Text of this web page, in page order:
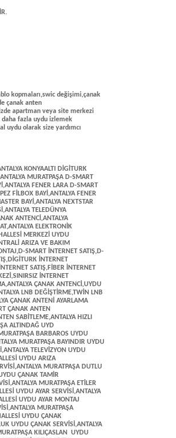
kopmaları,swic değişimi,çanak
çanak anten
apartman veya site merkezi
daha fazla uydu izlemek
uydu olarak size yardımcı
EVİ ÇANAK SERVİSİ,ANTALYA HIZLI ÇANAK ANTEN ARIZA SERVİSİ,ANTALYA MOLLA YUSUF UYDU SERVİSİ,ANTALYA LİMAN UYDU SERVİSİ,ANTALYA KUŞKAVAĞI UYDU SERVİSİ,ANTALYA KURUÇAY UYDU SERVİSİ,MURATPAŞA UYDU SERVİSİ,ANTALYA KIR UYDU SERVİSİ,ANTALYA GÜRSU UYDU SERVİSİ,ANTALYA SU İÇECEK UYDU SERVİSİ,ANTALYA ZÜMRÜT UYDU SERVİSİ,ANTALYA TÜM BÖLGELER UYDU ÇANAK ARIZA SERVİSİ,ANTALYA ALTINDAĞ MAHALLESİ DİGİTURK BAYİ VE TEKNİK SERVİSİ,ANTALYA ALTINDAĞ MAHALLESİ ELEKTRİKÇİ,ANTALYA ALTINDAĞ MAHALLESİ D-SMART BAYİ VE TEKNİK SERVİSİ,ANTALYA ALTINDAĞ MAHALLESİ TELEVİZYON TAMİRCİSİ,LCD LED TV PLAZMA TV MONTAJ,ALTINDAĞ MAHALLESİ UYDUCU,ANTALYA GENÇLİK MAHALLESİ UYDUCU,ANTALYA GENÇLİK MAHALLESİ DİGİTURK BAYİ VE TEKNİK SERVİSİ,ANTALYA GENÇLİK MAHALLESİ TELEVİZYON LCD PLAZMA LED TV TAMİR VE MONTAJI,ANTALYA GENÇLİK MAHALLESİ ELEKTRİKÇİ,ANTALYA GENÇLİK MAHALLESİ FİLBOX BAYİ VE SERVİSİ,ANTALYA GENÇLİK MAHALLESİ D-SMART BAYİ,ANTALYA MURATPAŞA ELEKTRİKÇİ,ANTALYA KONYAALTI ELEKTRİKÇİ,ANTALYA KEPEZ ELEKTRİKÇİ,ANTALYA ELEKTRİKÇİ,ELEKTRİK ARIZA SERVİSİ,LARA ELEKTRİKÇİ,ZERDALİLİK ELEKTRİKÇİ,ANTALYA BAHÇELİEVLER MAHALLESİ DİGİTURK BAYİ,ANTALYA BAHÇELİEVLER MAHALLESİ D-SMART BAYİ VE SERVİSİ,ANTALYA ÇANAK ANTEN LNB DEĞİŞİMİ,ANTALYA BAHÇELİEVLER FİLBOX BAYİ,ANTALYA ÇANAK ANTEN AYAR SERVİSİ,ANTALYA BAHÇELİEVLER TELEVİZYON LCD PLAZMA TAMİR VE MONTAJ,ANTALYA ÇAYBAŞI MAHALLESİ DİGİTURK BAYİ,ANTALYA ÇAYBAŞI D-SMART,ANTALYA ÇAYBAŞI FİLBOX BAYİ,UYDU ÇANAK USTASI,ANTALYA ÇAYBAŞI TELEVİZYON LCD LED MONTAJ TAMİR,ANTALYA ÇAYBAŞI MAHALLESİ ELEKTRİKÇİ,ANTALYA SİNAN MAHALLESİ DİGİTURK BAYİ,ANTALYA SİNAN D-SMART BAYİ,ANTALYA SİNAN ELEKTRİKÇİ,ANTALYA SİNAN MAHALLESİ TV LCD LED TV TAMİR VE MONTAJ,TURKCELL SUPERONLINE SATIŞ NOKTASI,ADSL SATIŞ,İNTERNET ABONELİK,SUPERONLINE SATIŞ NOKTASI,ANTALYA ZERDALİLİK TV MONTAJ,ANTALYA ZERDALİLİK MAHALLESİ DİGİTURK BAYİ,ANTALYA ZERDALİLİK MAHALLESİ D-SMART BAYİ,ANTALYA ZERDALİLİK MAHALLESİ ELEKTRİKÇİ,ANTALYA ZERDALİLİK TELEVİZYON TAMİRCİSİ,ANTALYA ÇAĞLAYAN MAHALLESİ TVLCD LED TAMİR VE MONTAJ,ANTALYA ÇANAK ANTENCİ,ÇAĞLAYAN MAHALLESİ DİGİTURK BAYİ,ANTALYA ÇANAK ANTEN DÖNMESİ VE NAKİL TAŞIMA İŞLERİ YAPILIR,ÇAĞLAYAN MAHALLESİ D-SMART BAYİ,ÇAĞLAYAN MAHALLESİ ELEKTRİKÇİ,ANTALYA UYDUCU,ÇAĞLAYAN MAHALLESİ FİLBOX BAYİ,ANTALYA D-SMART YETKİLİ BAYİ VE TEKNİK SERVİS HİZMETLERİ,ÇAĞLAYAN UYDUCU,UYDU ÇANAK ANTEN SERVİSİ,ZERDALİLİK FİLBOX BAYİ,ANTALYA ELMALI MAHALLESİ DİGİTURK D-SMART FİLBOX YETKİLİ BAYİ VE TEKNİK SERVİSİ,ANTALYA ELMALI MAHALLESİ TELEVİZYON LCD PLAZMA MONTAJ VE TAMİR,ANTALYA ERMENEK MAHALLESİ DİGİTURK D-SMART FİLBOX BAYİ,ANTALYA ERMENEK MAHALLESİ TELEVİZYON TAMİR VE MONTAJ,ANTALYA ETİLER MAHALLESİ DİGİTURK D-SMART FİLBOX YETKİLİ BAYİ VE TEKNİK SERVİSİ,ANTALYA ETİLER LCD PLAZMA TV TAMİR VE MONTAJ,ANTALYA BALBEY MAHALLESİ DİGİTURK BAYİ,ANTALYA BALBEY MAHALLESİ D-SMART BAYİ,BALBEY MAHALLESİ ELEKTRİKÇİ,ANTALYA BALBEY MAHALLESİ FİLBOX BAYİ,BALBEY UYDUCU,ANTALYA B